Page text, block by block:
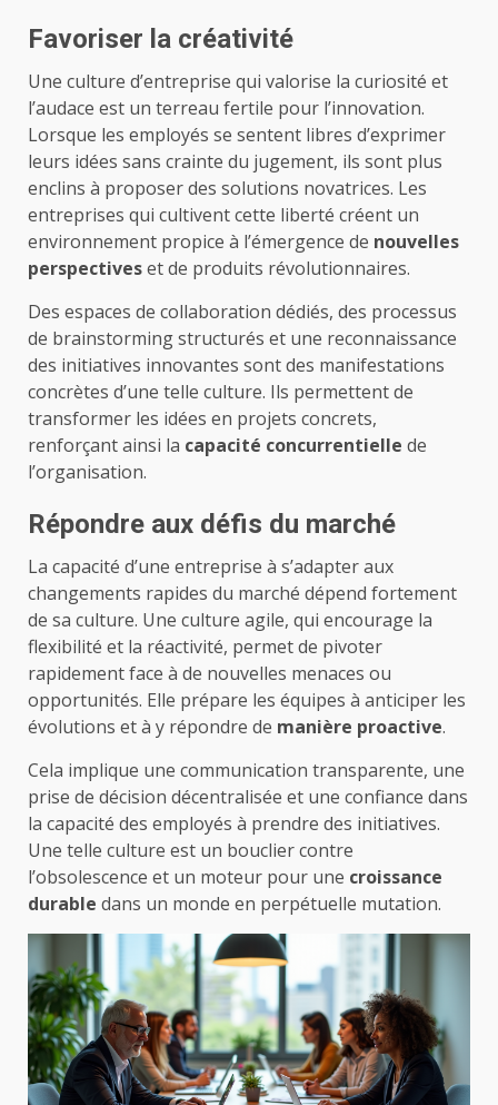
Favoriser la créativité
Une culture d’entreprise qui valorise la curiosité et
l’audace est un terreau fertile pour l’innovation.
Lorsque les employés se sentent libres d’exprimer
leurs idées sans crainte du jugement, ils sont plus
enclins à proposer des solutions novatrices. Les
entreprises qui cultivent cette liberté créent un
environnement propice à l’émergence de nouvelles
perspectiveset de produits révolutionnaires.
Des espaces de collaboration dédiés, des processus
de brainstorming structurés et une reconnaissance
des initiatives innovantes sont des manifestations
concrètes d’une telle culture. Ils permettent de
transformer les idées en projets concrets,
renforçant ainsi la capacité concurrentielle de
l’organisation.
Répondre aux défis du marché
La capacité d’une entreprise à s’adapter aux
changements rapides du marché dépend fortement
de sa culture. Une culture agile, qui encourage la
flexibilité et la réactivité, permet de pivoter
rapidement face à de nouvelles menaces ou
opportunités. Elle prépare les équipes à anticiper les
évolutions et à y répondre de manière proactive.
Cela implique une communication transparente, une
prise de décision décentralisée et une confiance dans
la capacité des employés à prendre des initiatives.
Une telle culture est un bouclier contre
l’obsolescence et un moteur pour une croissance
durable dans un monde en perpétuelle mutation.